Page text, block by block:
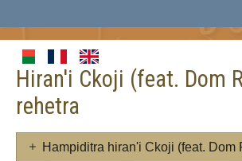
Hiran'i Ckoji (feat. Dom
rehetra
Hampiditra hiran'i Ckoji (feat. Dom